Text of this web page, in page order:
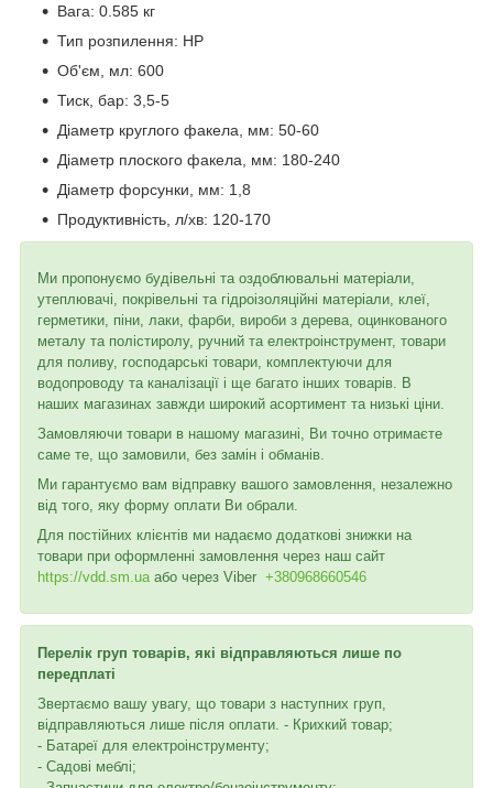
Вага: 0.585 кг
Тип розпилення: HP
Об'єм, мл: 600
Тиск, бар: 3,5-5
Діаметр круглого факела, мм: 50-60
Діаметр плоского факела, мм: 180-240
Діаметр форсунки, мм: 1,8
Продуктивність, л/хв: 120-170
Ми пропонуємо будівельні та оздоблювальні матеріали,
утеплювачі, покрівельні та гідроізоляційні матеріали, клеї,
герметики, піни, лаки, фарби, вироби з дерева, оцинкованого
металу та полістиролу, ручний та електроінструмент, товари
для поливу, господарські товари, комплектуючи для
водопроводу та каналізації і ще багато інших товарів. В
наших магазинах завжди широкий асортимент та низькі ціни.
Замовляючи товари в нашому магазині, Ви точно отримаєте
саме те, що замовили, без замін і обманів.
Ми гарантуємо вам відправку вашого замовлення, незалежно
від того, яку форму оплати Ви обрали.
Для постійних клієнтів ми надаємо додаткові знижки на
товари при оформленні замовлення через наш сайт
https://vdd.sm.ua або через Viber +380968660546
Перелік груп товарів, які відправляються лише по
передплаті
Звертаємо вашу увагу, що товари з наступних груп,
відправляються лише після оплати. - Крихкий товар;
- Батареї для електроінструменту;
- Садові меблі;